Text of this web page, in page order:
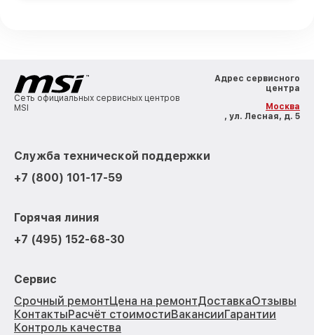
Сеть официальных сервисных центров
MSI
Адрес сервисного
центра
Москва
, ул. Лесная, д. 5
Служба технической поддержки
+7 (800) 101-17-59
Горячая линия
+7 (495) 152-68-30
Сервис
Срочный ремонтЦена на ремонтДоставкаОтзывы
КонтактыРасчёт стоимостиВакансииГарантии
Контроль качества